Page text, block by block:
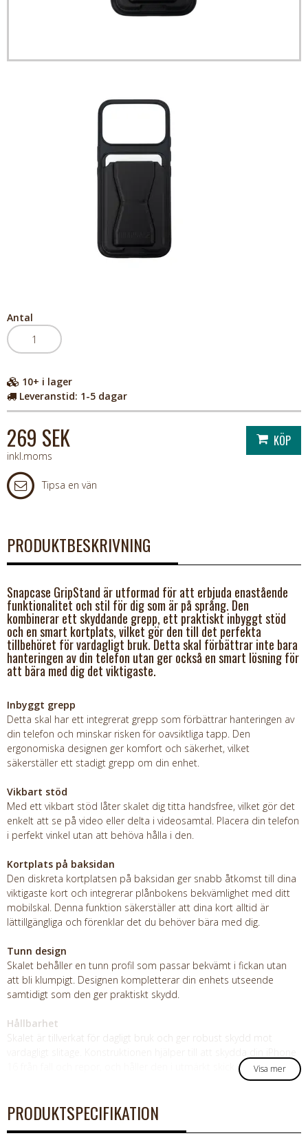
Antal
10+ i lager
Leveranstid: 1-5 dagar
269 SEK
inkl.moms
Tipsa en vän
PRODUKTBESKRIVNING
Snapcase GripStand är utformad för att erbjuda enastående
funktionalitet och stil för dig som är på språng. Den
kombinerar ett skyddande grepp, ett praktiskt inbyggt stöd
och en smart kortplats, vilket gör den till det perfekta
tillbehöret för vardagligt bruk. Detta skal förbättrar inte bara
hanteringen av din telefon utan ger också en smart lösning för
att bära med dig det viktigaste.
Inbyggt grepp
Detta skal har ett integrerat grepp som förbättrar hanteringen av
din telefon och minskar risken för oavsiktliga tapp. Den
ergonomiska designen ger komfort och säkerhet, vilket
säkerställer ett stadigt grepp om din enhet.
Vikbart stöd
Med ett vikbart stöd låter skalet dig titta handsfree, vilket gör det
enkelt att se på video eller delta i videosamtal. Placera din telefon
i perfekt vinkel utan att behöva hålla i den.
Kortplats på baksidan
Den diskreta kortplatsen på baksidan ger snabb åtkomst till dina
viktigaste kort och integrerar plånbokens bekvämlighet med ditt
mobilskal. Denna funktion säkerställer att dina kort alltid är
lättillgängliga och förenklar det du behöver bära med dig.
Tunn design
Skalet behåller en tunn profil som passar bekvämt i fickan utan
att bli klumpigt. Designen kompletterar din enhets utseende
samtidigt som den ger praktiskt skydd.
Hållbarhet
Skalet är tillverkat för dagligt bruk och ger robust skydd mot
Visa mer
PRODUKTSPECIFIKATION